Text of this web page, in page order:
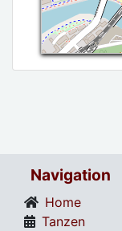
Navigation
Home
Tanzen